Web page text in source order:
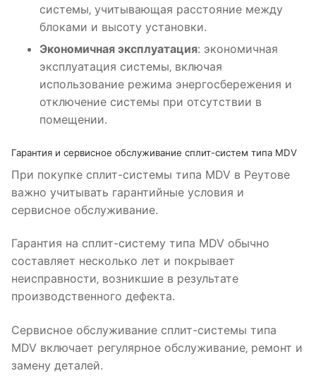
системы‚ учитывающая расстояние между
блоками и высоту установки.
Экономичная эксплуатация: экономичная
эксплуатация системы‚ включая
использование режима энергосбережения и
отключение системы при отсутствии в
помещении.
Гарантия и сервисное обслуживание сплит-систем типа MDV
При покупке сплит-системы типа MDV в Реутове
важно учитывать гарантийные условия и
сервисное обслуживание.
Гарантия на сплит-систему типа MDV обычно
составляет несколько лет и покрывает
неисправности‚ возникшие в результате
производственного дефекта.
Сервисное обслуживание сплит-системы типа
MDV включает регулярное обслуживание‚ ремонт и
замену деталей.